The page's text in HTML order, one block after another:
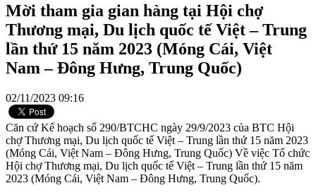
Mời tham gia gian hàng tại Hội chợ
Thương mại, Du lịch quốc tế Việt – Trung
lần thứ 15 năm 2023 (Móng Cái, Việt
Nam – Đông Hưng, Trung Quốc)
02/11/2023 09:16
Căn cứ Kế hoạch số 290/BTCHC ngày 29/9/2023 của BTC Hội
chợ Thương mại, Du lịch quốc tế Việt – Trung lần thứ 15 năm 2023
(Móng Cái, Việt Nam – Đông Hưng, Trung Quốc) Về việc Tổ chức
Hội chợ Thương mại, Du lịch quốc tế Việt – Trung lần thứ 15 năm
2023 (Móng Cái, Việt Nam – Đông Hưng, Trung Quốc).